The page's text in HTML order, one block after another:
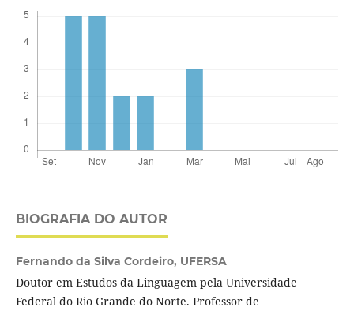
BIOGRAFIA DO AUTOR
Fernando da Silva Cordeiro, UFERSA
Doutor em Estudos da Linguagem pela Universidade
Federal do Rio Grande do Norte. Professor de